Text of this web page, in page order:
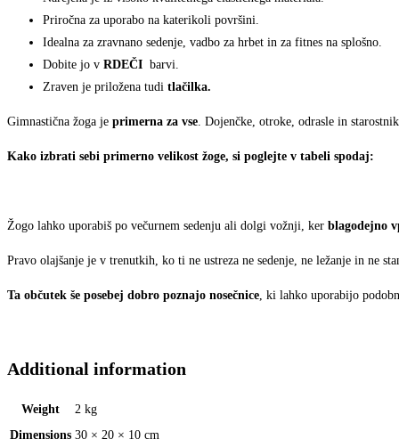
Priročna za uporabo na katerikoli površini.
Idealna za zravnano sedenje, vadbo za hrbet in za fitnes na splošno.
Dobite jo v RDEČI barvi.
Zraven je priložena tudi tlačilka.
Gimnastična žoga je primerna za vse. Dojenčke, otroke, odrasle in
Kako izbrati sebi primerno velikost žoge, si poglejte v tabeli spodaj:
Žogo lahko uporabiš po večurnem sedenju ali dolgi vožnji, ker blagodejno
Pravo olajšanje je v trenutkih, ko ti ne ustreza ne sedenje, ne ležanje in ne
Ta občutek še posebej dobro poznajo nosečnice, ki lahko uporabijo
Additional information
Weight
2 kg
Dimensions 30 × 20 × 10 cm